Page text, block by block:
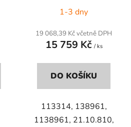
1-3 dny
19 068,39 Kč včetně DPH
15 759 Kč / ks
DO KOŠÍKU
113314, 138961,
1138961, 21.10.810,